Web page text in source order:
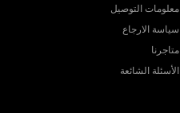
معلومات التوصيل
سياسة الارجاع
متاجرنا
الأسئلة الشائعة